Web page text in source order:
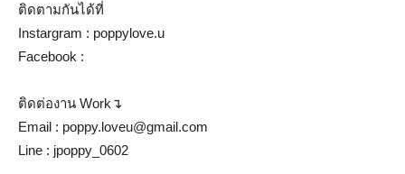
ติดตามกันได้ที่
Instargram : poppylove.u
Facebook :
ติดต่องาน Work↴
Email : poppy.loveu@gmail.com
Line : jpoppy_0602